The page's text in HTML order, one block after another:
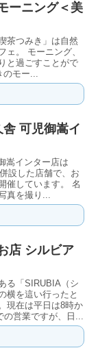
ーニング＜美
茶つみき」は自然
ェ。 モーニング、
と過ごすことがで
のモー...
可児御嵩イ
嵩インター店は
設した店舗で、お
催しています。 名
真を撮り...
店 シルビア
る「SIRUBIA（シ
横を這い行ったと
現在は平日は8時か
の営業ですが、日...